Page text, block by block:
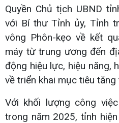
Quyền Chủ tịch UBND
với Bí thư Tỉnh ủy, Tỉnh
vông Phôn-kẹo về kết
máy từ trung ương đến
động hiệu lực, hiệu năng,
về triển khai mục tiêu
Với khối lượng công
trong năm 2025, tỉnh